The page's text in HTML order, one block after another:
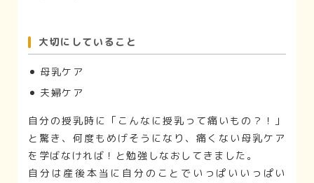
大切にしていること
母乳ケア
夫婦ケア
自分の授乳時に「こんなに授乳って痛いもの？！」
と驚き、何度もめげそうになり、痛くない母乳ケア
を学ばなければ！と勉強しなおしてきました。
自分は産後本当に自分のことでいっぱいいっぱい